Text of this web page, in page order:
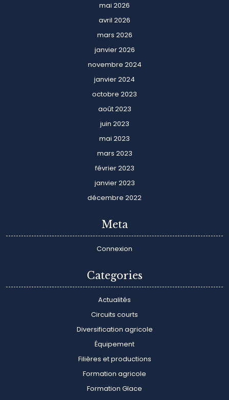
mai 2026
avril 2026
mars 2026
janvier 2026
novembre 2024
janvier 2024
octobre 2023
août 2023
juin 2023
mai 2023
mars 2023
février 2023
janvier 2023
décembre 2022
Meta
Connexion
Categories
Actualités
Circuits courts
Diversification agricole
Équipement
Filières et productions
Formation agricole
Formation Glace